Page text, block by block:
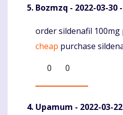
Bozmzq - 2022-03-30
Komentaras
order sildenafil 100mg
cheap purchase
0
0
Upamum - 2022-03-